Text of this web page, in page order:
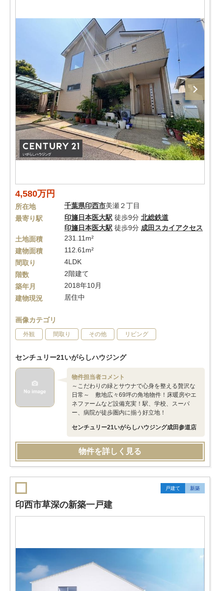
4,580万円
所在地 千葉県印西市美瀬２丁目
最寄り駅
印旛日本医大駅 徒歩9分 北総鉄道
印旛日本医大駅 徒歩9分 成田スカイアクセス
土地面積
231.11m²
建物面積
112.61m²
間取り
4LDK
階数
2階建て
築年月
2018年10月
建物現況
居住中
画像カテゴリ
外観 間取り その他 リビング
センチュリー21いがらしハウジング
物件担当者コメント
～こだわりの緑とサウナで心身を整える贅沢な
日常～ 敷地広々69坪の角地物件！床暖房やエ
ネファームなど設備充実！駅、学校、スーパ
ー、病院が徒歩圏内に揃う好立地！
センチュリー21いがらしハウジング成田参道店
物件を詳しく見る
戸建て 新築
印西市草深の新築一戸建